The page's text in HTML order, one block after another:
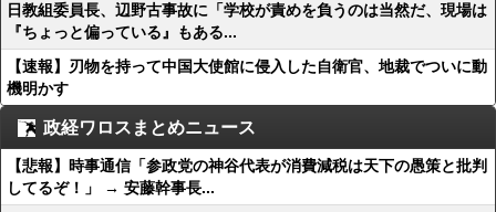
日教組委員長、辺野古事故に「学校が責めを負うのは当然だ、現場は
『ちょっと偏っている』もある...
【速報】刃物を持って中国大使館に侵入した自衛官、地裁でついに動
機明かす
政経ワロスまとめニュース
【悲報】時事通信「参政党の神谷代表が消費減税は天下の愚策と批判
してるぞ！」 → 安藤幹事長...